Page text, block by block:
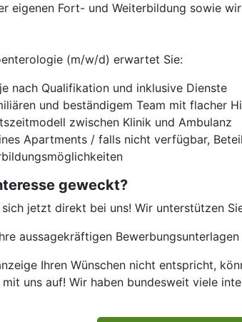
eigenen Fort- und Weiterbildung sowie
(m/w/d) erwartet Sie:
nach Qualifikation und inklusive Dienste
und beständigem Team mit flacher
zwischen Klinik und Ambulanz
Apartments / falls nicht verfügbar,
geweckt?
jetzt direkt bei uns! Wir unterstützen
aussagekräftigen
Ihren Wünschen nicht entspricht,
uns auf! Wir haben bundesweit viele